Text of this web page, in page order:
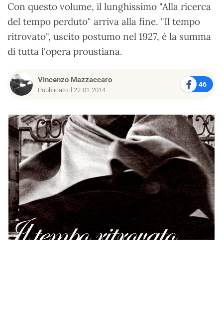
Con questo volume, il lunghissimo "Alla ricerca
del tempo perduto" arriva alla fine. "Il tempo
ritrovato", uscito postumo nel 1927, è la summa
di tutta l'opera proustiana.
Vincenzo Mazzaccaro
Pubblicato il 22-01-2014
46